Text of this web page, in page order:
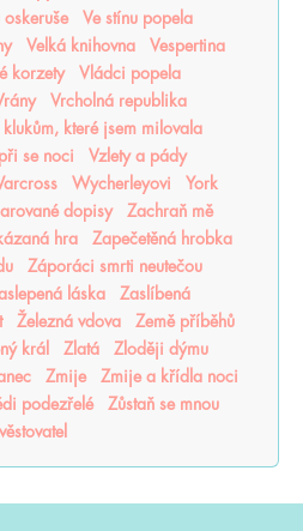
oskeruše
Ve stínu popela
Velká knihovna
Vespertina
korzety
Vládci popela
Vrcholná republika
klukům, které jsem milovala
se noci
Vzlety a pády
Wycherleyovi
York
dopisy
Zachraň mě
hra
Zapečetěná hrobka
Záporáci smrti neutečou
láska
Zaslíbená
Železná vdova
Země příběhů
král Zlatá
Zloději dýmu
Zmije
Zmije a křídla noci
podezřelé
Zůstaň se mnou